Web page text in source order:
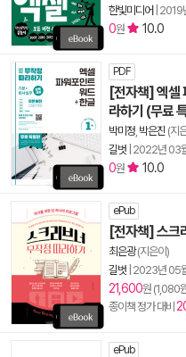
한빛미디어 2019
0원 10.0
PDF
[전자책] 엑셀
라하기 (무료
박미정 박은진 (지
길벗 2022년 03
0원 10.0
ePub
[전자책] 스크
최은광(지은이)
길벗 2023년 05
21,600원 (1,080
종이책 정가 대비
ePub